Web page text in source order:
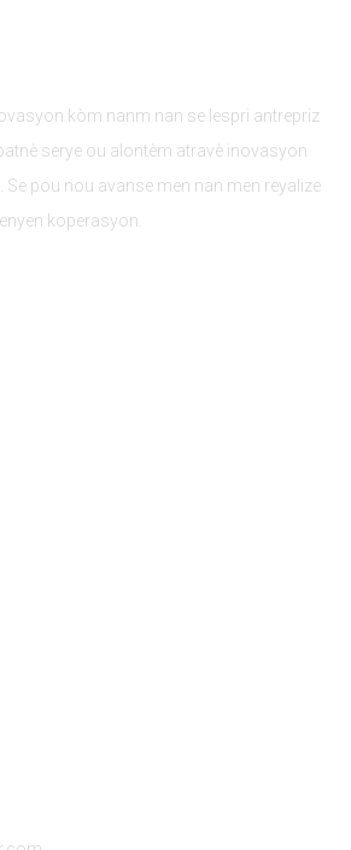
kòm nanm nan se lespri antrepriz
serye ou alontèm atravè inovasyon
Se pou nou avanse men nan men reyalize
koperasyon.